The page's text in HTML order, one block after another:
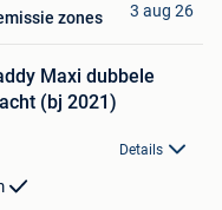
zones 3 aug 26
Maxi dubbele
(bj 2021)
Details